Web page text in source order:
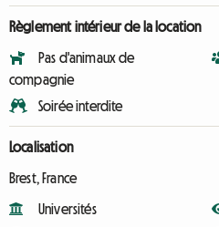
Règlement intérieur de la location
Pas d'animaux de
compagnie
Soirée interdite
Localisation
Brest, France
Universités